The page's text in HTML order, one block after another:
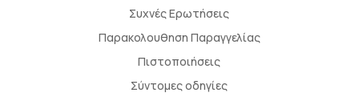
Συχνές Ερωτήσεις
Παρακολουθηση Παραγγελίας
Πιστοποιήσεις
Σύντομες οδηγίες